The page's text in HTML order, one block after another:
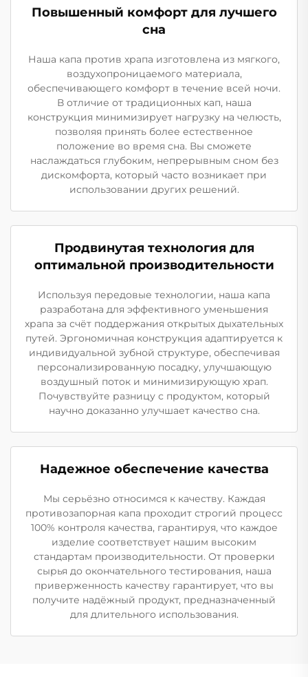
Повышенный комфорт для лучшего
сна
Наша капа против храпа изготовлена из мягкого,
воздухопроницаемого материала,
обеспечивающего комфорт в течение всей ночи.
В отличие от традиционных кап, наша
конструкция минимизирует нагрузку на челюсть,
позволяя принять более естественное
положение во время сна. Вы сможете
наслаждаться глубоким, непрерывным сном без
дискомфорта, который часто возникает при
использовании других решений.
Продвинутая технология для
оптимальной производительности
Используя передовые технологии, наша капа
разработана для эффективного уменьшения
храпа за счёт поддержания открытых дыхательных
путей. Эргономичная конструкция адаптируется к
индивидуальной зубной структуре, обеспечивая
персонализированную посадку, улучшающую
воздушный поток и минимизирующую храп.
Почувствуйте разницу с продуктом, который
научно доказанно улучшает качество сна.
Надежное обеспечение качества
Мы серьёзно относимся к качеству. Каждая
противозапорная капа проходит строгий процесс
100% контроля качества, гарантируя, что каждое
изделие соответствует нашим высоким
стандартам производительности. От проверки
сырья до окончательного тестирования, наша
приверженность качеству гарантирует, что вы
получите надёжный продукт, предназначенный
для длительного использования.